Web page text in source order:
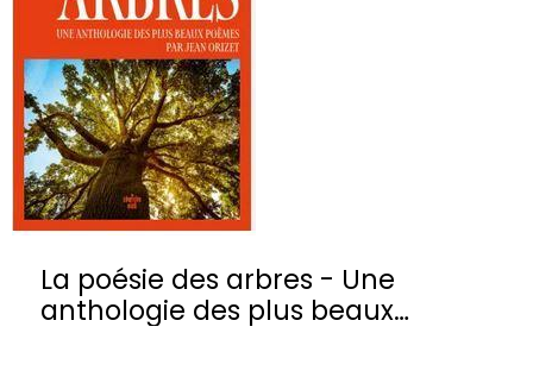
La poésie des arbres - Une
anthologie des plus beaux